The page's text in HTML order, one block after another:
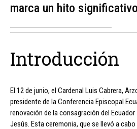
marca un hito
Introducción
El 12 de junio, el Cardenal Luis Cabrera,
presidente de la Conferencia Episcopal
renovación de la consagración del
Jesús. Esta ceremonia, que se llevó a